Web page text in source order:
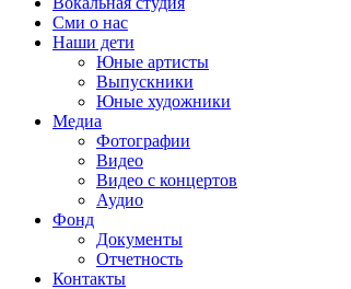
Сми о нас
Наши дети
Юные артисты
Выпускники
Юные художники
Медиа
Фотографии
Видео
Видео с концертов
Аудио
Фонд
Документы
Отчетность
Контакты